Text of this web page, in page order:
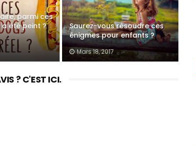
parmi ces
été peint ?
Saurez-vous résoudre ces
énigmes pour enfants ?
Mars 18, 2017
? C'EST ICI.